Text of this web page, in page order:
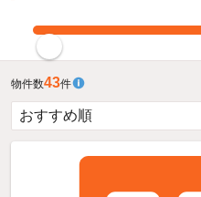
物件数43件